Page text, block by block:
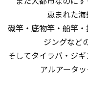
恵まれた海
磯竿・底物竿・船竿
ジングなど
そしてタイラバ・ジ
アルアータッ